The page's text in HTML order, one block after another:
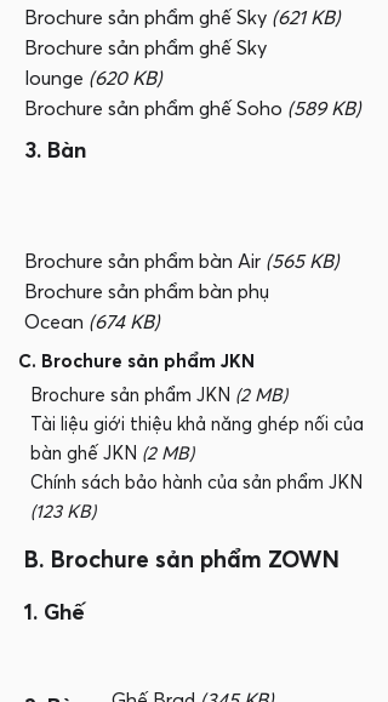
Brochure sản phẩm ghế Sky (621 KB)
Brochure sản phẩm ghế Sky
lounge (620 KB)
Brochure sản phẩm ghế Soho (589 KB)
3. Bàn
Brochure sản phẩm bàn Air (565 KB)
Brochure sản phẩm bàn phụ
Ocean (674 KB)
C. Brochure sản phẩm JKN
Brochure sản phẩm JKN (2 MB)
Tài liệu giới thiệu khả năng ghép nối của
bàn ghế JKN (2 MB)
Chính sách bảo hành của sản phẩm JKN
(123 KB)
B. Brochure sản phẩm ZOWN
1. Ghế